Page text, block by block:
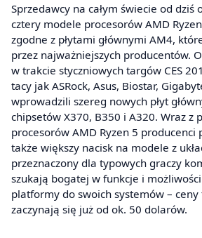
Sprzedawcy na całym świecie od dziś
cztery modele procesorów AMD
zgodne z płytami głównymi AM4,
przez najważniejszych producentów.
w trakcie styczniowych targów CES
tacy jak ASRock, Asus, Biostar,
wprowadzili szereg nowych płyt
chipsetów X370, B350 i A320. Wraz z
procesorów AMD Ryzen 5 producenci
także większy nacisk na modele z
przeznaczony dla typowych graczy
szukają bogatej w funkcje i
platformy do swoich systemów –
zaczynają się już od ok. 50 dolarów.